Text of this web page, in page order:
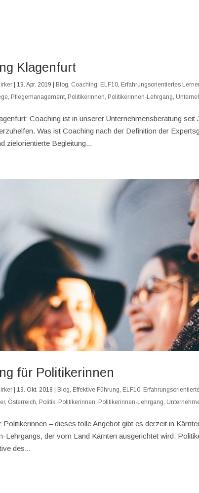
Klagenfurt
| 19. Apr. 2019 | Blog Coaching ELF10 Erfahrungsorientiertes
Pflegemanagement Politikerinnen Politikerinnen-Lehrgang
Coaching ist in unserer Unternehmensberatung
Was ist Coaching nach der Definition der
zielorientierte Begleitung...
für Politikerinnen
|19. Okt. 2018 Blog, Effektive Führung, ELF10,
, Österreich, Politik, Politikerinnen, Politikerinnen-Lehrgang,
Politikerinnen – dieses tolle Angebot gibt es derzeit in
Lehrgangs, der vom Land Kärnten ausgerichtet wird.
des...